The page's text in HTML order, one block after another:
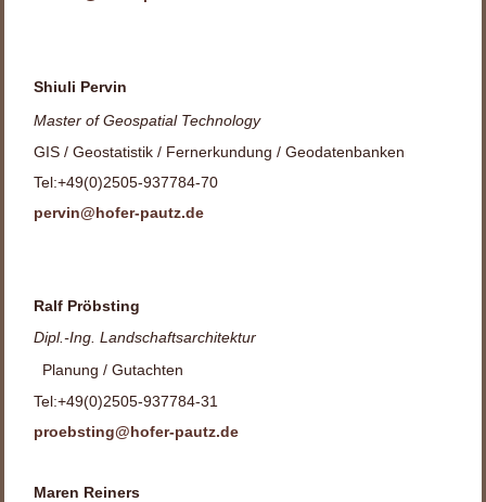
Shiuli Pervin
Master of Geospatial Technology
GIS / Geostatistik / Fernerkundung / Geodatenbanken
Tel:+49(0)2505-937784-70
pervin@hofer-pautz.de
Ralf Pröbsting
Dipl.-Ing. Landschaftsarchitektur
Planung / Gutachten
Tel:+49(0)2505-937784-31
proebsting@hofer-pautz.de
Maren Reiners